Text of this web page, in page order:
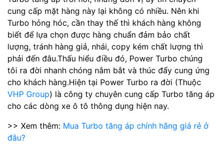
cung cấp mặt hàng này lại không có nhiều. Nên khi
Turbo hỏng hóc, cần thay thế thì khách hàng không
biết để lựa chọn được hàng chuẩn đảm bảo chất
lượng, tránh hàng giả, nhái, copy kém chất lượng thì
phải đến đâu.Thấu hiểu điều đó, Power Turbo chúng
tôi ra đời nhanh chóng nắm bắt và thúc đẩy cung ứng
cho khách hàng.Hiện tại Power Turbo ra đời (Thuộc
VHP Group) là công ty chuyên cung cấp Turbo tăng áp
cho các dòng xe ô tô thông dụng hiện nay.
>> Xem thêm: Mua Turbo tăng áp chính hãng giá rẻ ở
đâu?